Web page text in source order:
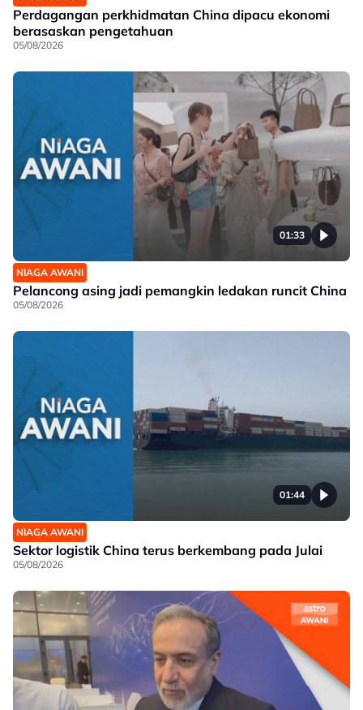
Perdagangan perkhidmatan China dipacu ekonomi
berasaskan pengetahuan
05/08/2026
01:33
NIAGA AWANI
Pelancong asing jadi pemangkin ledakan runcit China
05/08/2026
01:44
NIAGA AWANI
Sektor logistik China terus berkembang pada Julai
05/08/2026